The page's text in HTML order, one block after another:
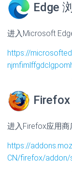
Edge
进入Microsoft
https://
进入Firefox应用商
https://
CN/firefox/